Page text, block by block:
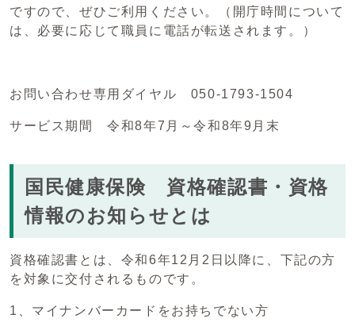
ですので、ぜひご利用ください。（開庁時間について
は、必要に応じて職員に電話が転送されます。）
お問い合わせ専用ダイヤル 050-1793-1504
サービス期間 令和8年7月～令和8年9月末
国民健康保険 資格確認書・資格
情報のお知らせとは
資格確認書とは、令和6年12月2日以降に、下記の方
を対象に交付されるものです。
1、マイナンバーカードをお持ちでない方